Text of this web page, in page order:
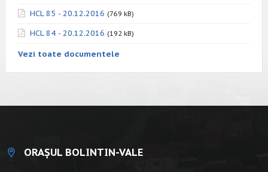
HCL 85 - 20.12.2016 (769 kB)
HCL 84 - 20.12.2016 (192 kB)
Vezi toate documentele
ORAȘUL BOLINTIN-VALE